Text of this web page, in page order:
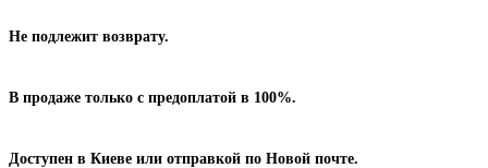
Не подлежит возврату.
В продаже только с предоплатой в 100%.
Доступен в Киеве или отправкой по Новой почте.